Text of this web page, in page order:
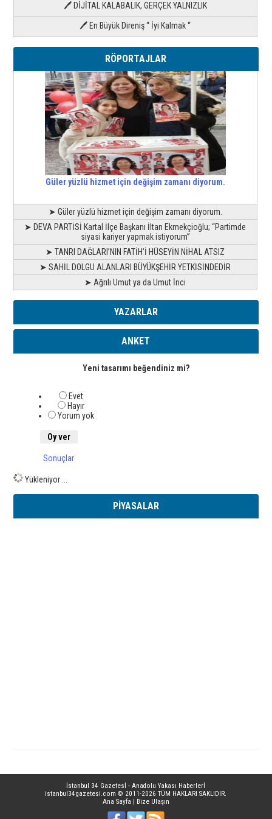
🖊 DİJİTAL KALABALIK, GERÇEK YALNIZLIK
🖊 En Büyük Direniş “ İyi Kalmak “
RÖPORTAJLAR
Güler yüzlü hizmet için değişim zamanı diyorum.
➤ Güler yüzlü hizmet için değişim zamanı diyorum.
➤ DEVA PARTİSİ Kartal İlçe Başkanı İltan Ekmekçioğlu; “Partimde
siyasi kariyer yapmak istiyorum”
➤ TANRI DAĞLARI’NIN FATİH’İ HÜSEYİN NİHAL ATSIZ
➤ SAHİL DOLGU ALANLARI BÜYÜKŞEHİR YETKİSİNDEDİR
➤ Ağrılı Umut ya da Umut İnci
YAZARLAR
ANKET
Yeni tasarımı beğendiniz mi?
Evet
Hayır
Yorum yok
Sonuçlar
Yükleniyor ...
PİYASALAR
İstanbul 34 Gazetesİ - Anadolu Yakası Haberlerİ
istanbul34gazetesi.com © 2011-2026 TÜM HAKLARI SAKLIDIR.
Ana Sayfa | Bize Ulaşın